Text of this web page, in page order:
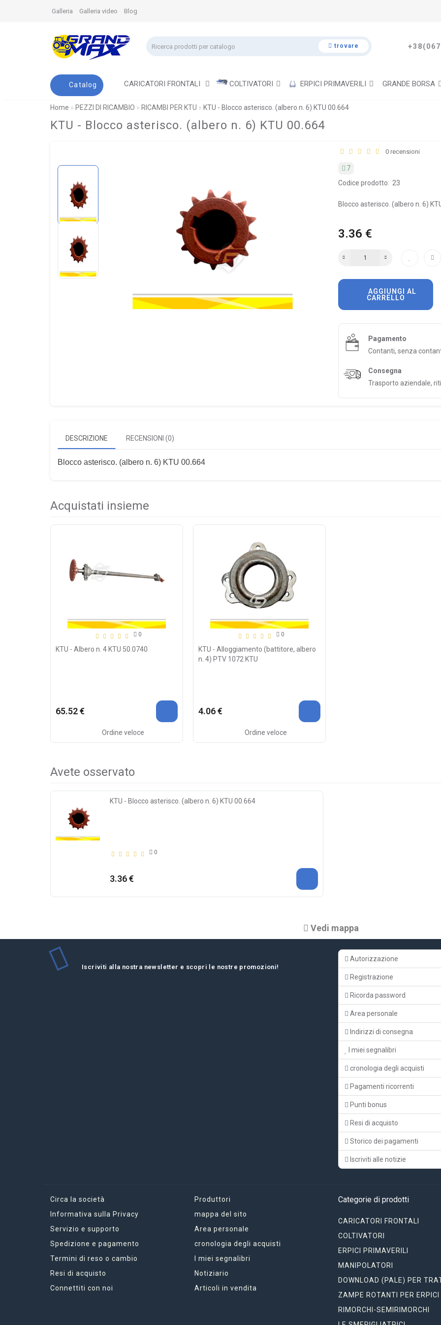
Galleria Galleria video Blog
trovare
Catalog CARICATORI FRONTALI COLTIVATORI ERPICI PRIMAVERILI GRANDE BORSA
Home PEZZI DI RICAMBIO RICAMBI PER KTU KTU - Blocco asterisco. (albero n. 6) KTU 00.664
KTU - Blocco asterisco. (albero n. 6) KTU 00.664
0 recensioni
7
Codice prodotto: 23
Blocco asterisco. (albero n. 6)
3.36 €
CARRELLO
Pagamento
Contanti, senza
Consegna
Trasporto aziendale,
DESCRIZIONE RECENSIONI (0)
Blocco asterisco. (albero n. 6) KTU 00.664
Acquistati insieme
0
KTU - Albero n. 4 KTU 50.0740
65.52 €
Ordine veloce
0
KTU - Alloggiamento (battitore, albero
n. 4) PTV 1072 KTU
4.06 €
Ordine veloce
Avete osservato
KTU - Blocco asterisco. (albero n. 6) KTU 00.664
0
3.36 €
Vedi mappa
Iscriviti alla nostra newsletter e scopri le nostre promozioni!
Autorizzazione
Registrazione
Ricorda password
Area personale
Indirizzi di consegna
I miei segnalibri
cronologia degli acquisti
Pagamenti ricorrenti
Punti bonus
Resi di acquisto
Storico dei pagamenti
Iscriviti alle notizie
Circa la società
Informativa sulla Privacy
Servizio e supporto
Spedizione e pagamento
Termini di reso o cambio
Resi di acquisto
Connettiti con noi
Produttori
mappa del sito
Area personale
cronologia degli acquisti
I miei segnalibri
Notiziario
Articoli in vendita
Categorie di prodotti
CARICATORI FRONTALI
COLTIVATORI
ERPICI PRIMAVERILI
MANIPOLATORI
DOWNLOAD (PALE) PER
ZAMPE ROTANTI PER ERPICI
RIMORCHI-SEMIRIMORCHI